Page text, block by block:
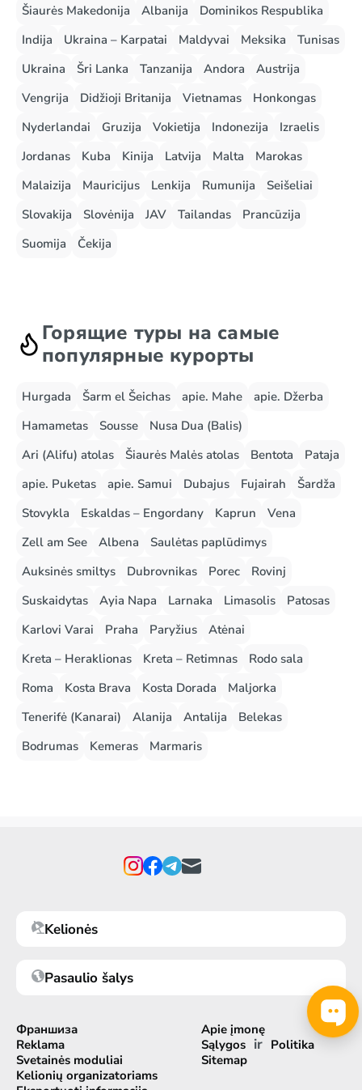
Šiaurės Makedonija
Albanija
Dominikos Respublika
Indija
Ukraina – Karpatai Maldyvai Meksika
Tunisas
Ukraina
Šri Lanka Tanzanija Andora
Austrija
Vengrija
Didžioji Britanija Vietnamas
Honkongas
Nyderlandai
Gruzija Vokietija Indonezija
Izraelis
Jordanas
Kuba Kinija Latvija Malta
Marokas
Malaizija
Mauricijus Lenkija Rumunija
Seišeliai
Slovakija
Slovėnija JAV Tailandas
Prancūzija
Suomija
Čekija
Горящие туры на самые
популярные курорты
Hurgada Šarm el Šeichas apie. Mahe
apie. Džerba
Hamametas
Sousse
Nusa Dua (Balis)
Ari (Alifu) atolas
Šiaurės Malės atolas Bentota
Pataja
apie. Puketas
apie. Samui Dubajus Fujairah
Šardža
Stovykla
Eskaldas – Engordany Kaprun
Vena
Zell am See
Albena
Saulėtas paplūdimys
Auksinės smiltys
Dubrovnikas Porec
Rovinj
Suskaidytas
Ayia Napa Larnaka Limasolis
Patosas
Karlovi Varai
Praha Paryžius
Atėnai
Kreta – Heraklionas
Kreta – Retimnas
Rodo sala
Roma
Kosta Brava Kosta Dorada
Maljorka
Tenerifė (Kanarai)
Alanija Antalija
Belekas
Bodrumas
Kemeras Marmaris
Kelionės
Pasaulio šalys
Франшиза
Reklama
Svetainės moduliai
Kelionių organizatoriams
Apie įmonę
Sąlygos ir Politika
Sitemap